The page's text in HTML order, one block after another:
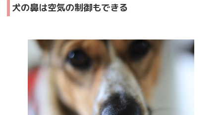
犬の鼻は空気の制御もできる